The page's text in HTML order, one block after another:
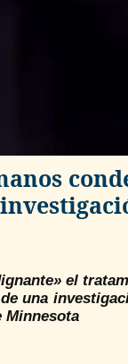
el
una
Minnesota